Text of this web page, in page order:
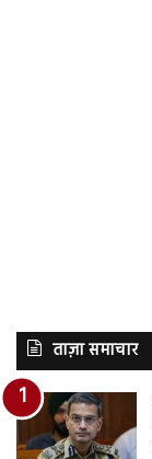
ताज़ा समाचार